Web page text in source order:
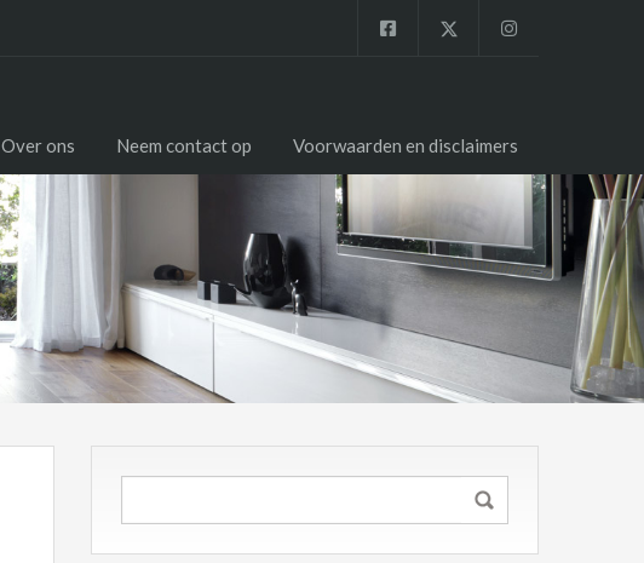
Over ons Neem contact op Voorwaarden en disclaimers